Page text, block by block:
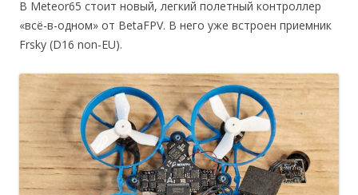
В Meteor65 стоит новый, легкий полетный контроллер
«всё-в-одном» от BetaFPV. В него уже встроен приемник
Frsky (D16 non-EU).